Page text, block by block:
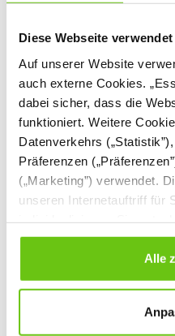
Diese Webseite
Auf unserer Website
auch externe Cookies.
dabei sicher, dass die
funktioniert. Weitere
Datenverkehrs
Präferenzen
(„Marketing”) verwendet.
unseren Internetauftriff für
Cookies Sie erlauben.
wählen Sie „Alle
Daten verarbeitet, die für
jederzeit ändern, indem
Alle
Abdeckband -
hellgrün
Produktnummer:610377